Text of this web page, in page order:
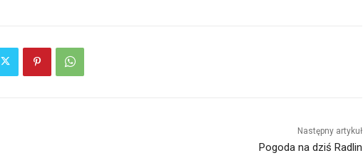
Następny artykuł
Pogoda na dziś Radlin